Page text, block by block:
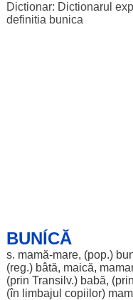
Dictionar: Dictionarul
definitia bunica
BUNÍCĂ
s. mamă-mare, (pop.)
(reg.) bâtă, maică,
(prin Transilv.) babă, (prin
(în limbajul copiilor)